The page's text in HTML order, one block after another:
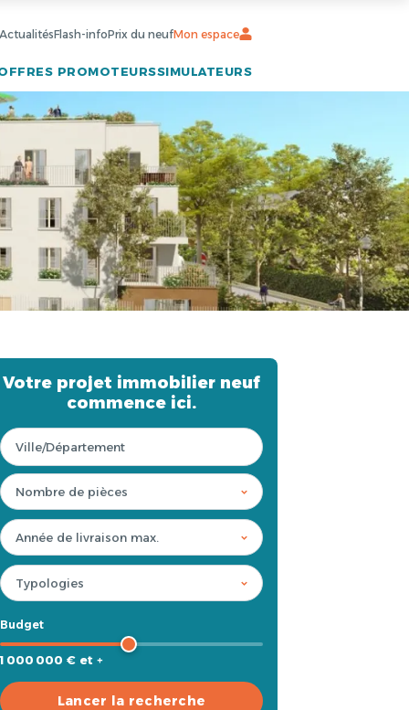
ActualitésFlash-infoPrix du neufMon espace
PROMOTEURSSIMULATEURS
Votre projet immobilier neuf
commence ici.
Budget
1 000 000 € et +
Lancer la recherche